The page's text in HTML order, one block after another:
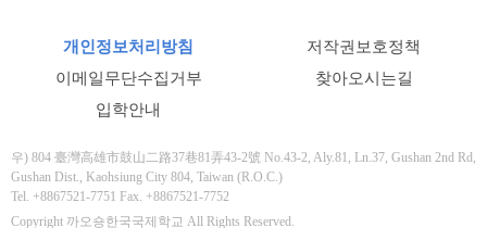
개인정보처리방침
저작권보호정책
이메일무단수집거부
찾아오시는길
입학안내
우) 804 臺灣高雄市鼓山二路37巷81弄43-2號 No.43-2, Aly.81, Ln.37, Gushan 2nd Rd,
Gushan Dist., Kaohsiung City 804, Taiwan (R.O.C.)
Tel. +8867521-7751 Fax. +8867521-7752
Copyright 까오숑한국국제학교 All Rights Reserved.